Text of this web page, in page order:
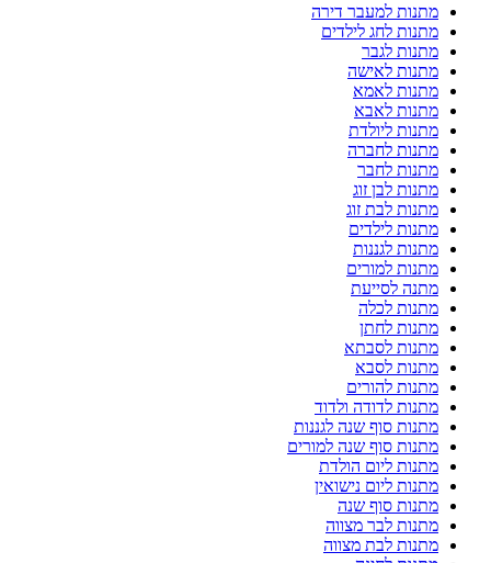
מתנות למעבר דירה
מתנות לחג לילדים
מתנות לגבר
מתנות לאישה
מתנות לאמא
מתנות לאבא
מתנות ליולדת
מתנות לחברה
מתנות לחבר
מתנות לבן זוג
מתנות לבת זוג
מתנות לילדים
מתנות לגננות
מתנות למורים
מתנה לסייעת
מתנות לכלה
מתנות לחתן
מתנות לסבתא
מתנות לסבא
מתנות להורים
מתנות לדודה ולדוד
מתנות סוף שנה לגננות
מתנות סוף שנה למורים
מתנות ליום הולדת
מתנות ליום נישואין
מתנות סוף שנה
מתנות לבר מצווה
מתנות לבת מצווה